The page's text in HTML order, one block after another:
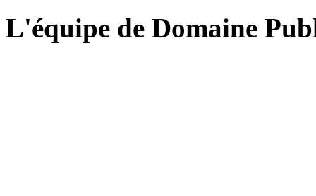
L'équipe de Domaine